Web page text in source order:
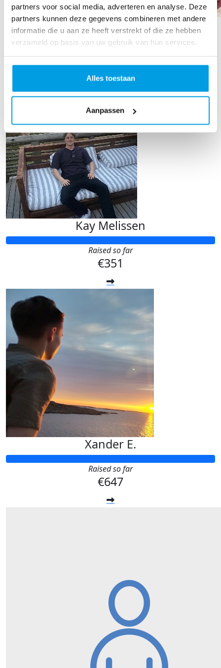
partners voor social media, adverteren en analyse. Deze
partners kunnen deze gegevens combineren met andere
informatie die u aan ze heeft verstrekt of die ze hebben
verzameld op basis van uw gebruik van hun services.
Alles toestaan
Aanpassen
Judith Oomen
Raised so far
€289
Kay Melissen
Raised so far
€351
Xander E.
Raised so far
€647